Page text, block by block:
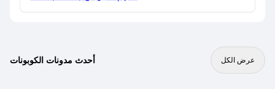
أحدث مدونات الكوبونات عرض الكل